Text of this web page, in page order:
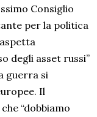
Consiglio
per la politica
degli asset russi”
guerra si
Il
“dobbiamo